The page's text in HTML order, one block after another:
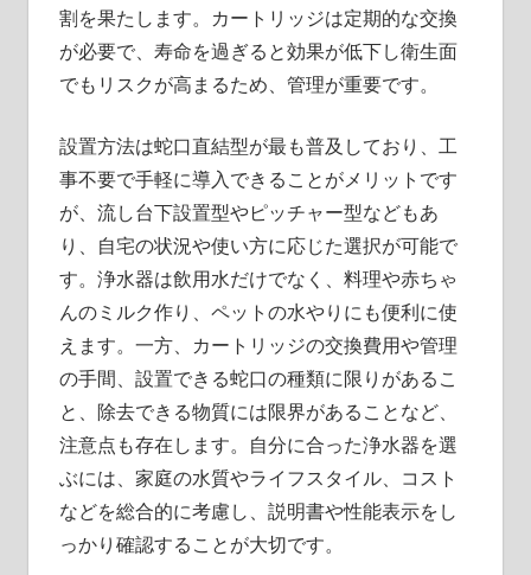
割を果たします。カートリッジは定期的な交換
が必要で、寿命を過ぎると効果が低下し衛生面
でもリスクが高まるため、管理が重要です。
設置方法は蛇口直結型が最も普及しており、工
事不要で手軽に導入できることがメリットです
が、流し台下設置型やピッチャー型などもあ
り、自宅の状況や使い方に応じた選択が可能で
す。浄水器は飲用水だけでなく、料理や赤ちゃ
んのミルク作り、ペットの水やりにも便利に使
えます。一方、カートリッジの交換費用や管理
の手間、設置できる蛇口の種類に限りがあるこ
と、除去できる物質には限界があることなど、
注意点も存在します。自分に合った浄水器を選
ぶには、家庭の水質やライフスタイル、コスト
などを総合的に考慮し、説明書や性能表示をし
っかり確認することが大切です。